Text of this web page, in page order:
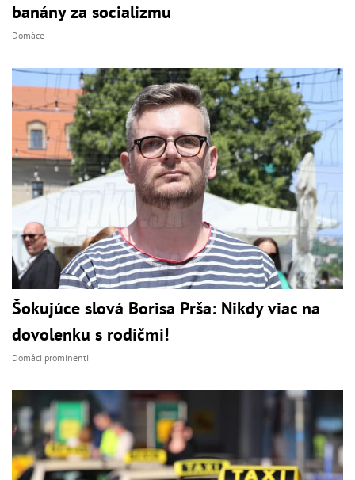
banány za socializmu
Domáce
Šokujúce slová Borisa Prša: Nikdy viac na
dovolenku s rodičmi!
Domáci prominenti